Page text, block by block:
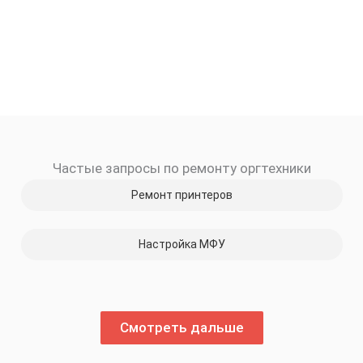
Частые запросы по ремонту оргтехники
Ремонт принтеров
Настройка МФУ
Смотреть дальше